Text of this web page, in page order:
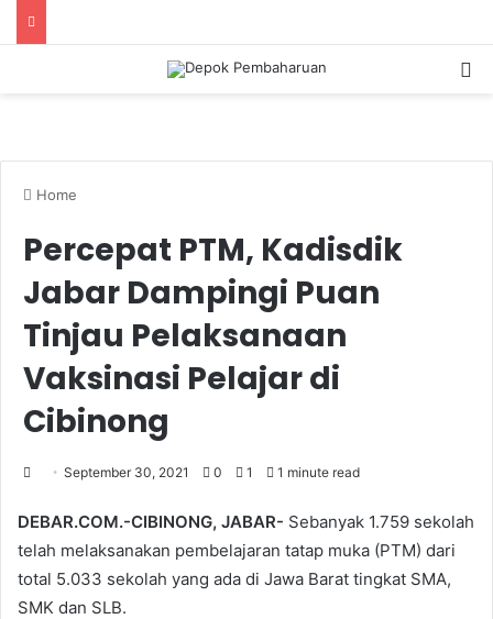
Home
Percepat PTM, Kadisdik
Jabar Dampingi Puan
Tinjau Pelaksanaan
Vaksinasi Pelajar di
Cibinong
September 30, 2021 0 1 1 minute read
DEBAR.COM.-CIBINONG, JABAR- Sebanyak 1.759 sekolah
telah melaksanakan pembelajaran tatap muka (PTM) dari
total 5.033 sekolah yang ada di Jawa Barat tingkat SMA,
SMK dan SLB.